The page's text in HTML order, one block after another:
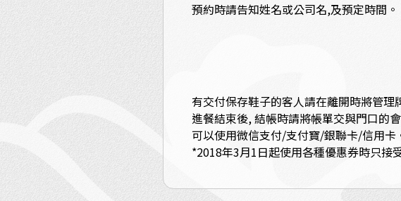
預約時請告知姓名或公司名,及預定時間。
有交付保存鞋子的客人請在離開時將管理
進餐結束後, 結帳時請將帳單交與門口的
可以使用微信支付/支付寶/銀聯卡/信用卡
*2018年3月1日起使用各種優惠券時只接